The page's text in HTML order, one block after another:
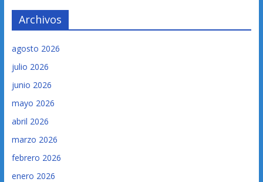
Archivos
agosto 2026
julio 2026
junio 2026
mayo 2026
abril 2026
marzo 2026
febrero 2026
enero 2026